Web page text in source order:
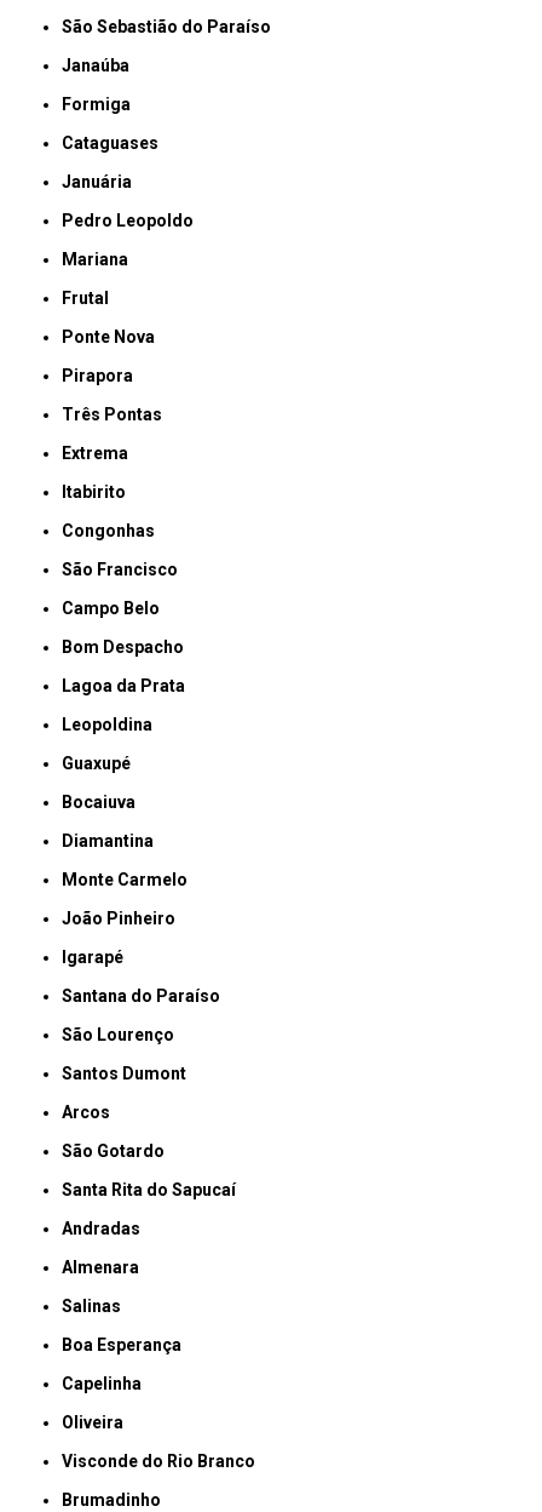
São Sebastião do Paraíso
Janaúba
Formiga
Cataguases
Januária
Pedro Leopoldo
Mariana
Frutal
Ponte Nova
Pirapora
Três Pontas
Extrema
Itabirito
Congonhas
São Francisco
Campo Belo
Bom Despacho
Lagoa da Prata
Leopoldina
Guaxupé
Bocaiuva
Diamantina
Monte Carmelo
João Pinheiro
Igarapé
Santana do Paraíso
São Lourenço
Santos Dumont
Arcos
São Gotardo
Santa Rita do Sapucaí
Andradas
Almenara
Salinas
Boa Esperança
Capelinha
Oliveira
Visconde do Rio Branco
Brumadinho